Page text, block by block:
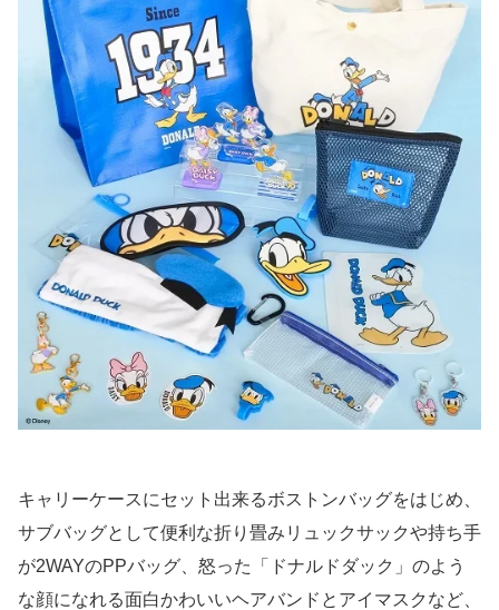
キャリーケースにセット出来るボストンバッグをはじめ、
サブバッグとして便利な折り畳みリュックサックや持ち手
が2WAYのPPバッグ、怒った「ドナルドダック」のよう
な顔になれる面白かわいいヘアバンドとアイマスクなど、